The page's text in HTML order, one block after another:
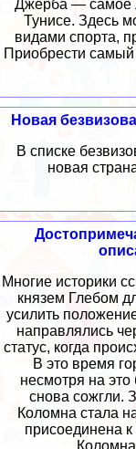
Джерба — самое
Тунисе. Здесь
видами спорта,
Приобрести
Новая
В списке
новая
Многие историки
князем Глебом
усилить
направлялись
статус, когда
В это время
несмотря на
снова сожгли.
Коломна стала
присоединена